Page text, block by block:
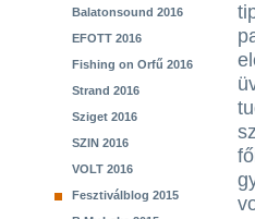
Balatonsound 2016
EFOTT 2016
Fishing on Orfű 2016
Strand 2016
Sziget 2016
SZIN 2016
VOLT 2016
Fesztiválblog 2015